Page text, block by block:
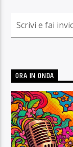
ORA IN ONDA